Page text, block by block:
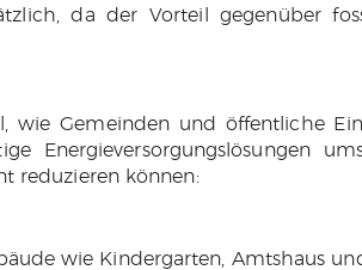
da der Vorteil gegenüber
wie Gemeinden und öffentliche
Energieversorgungslösungen
reduzieren können:
wie Kindergarten, Amtshaus